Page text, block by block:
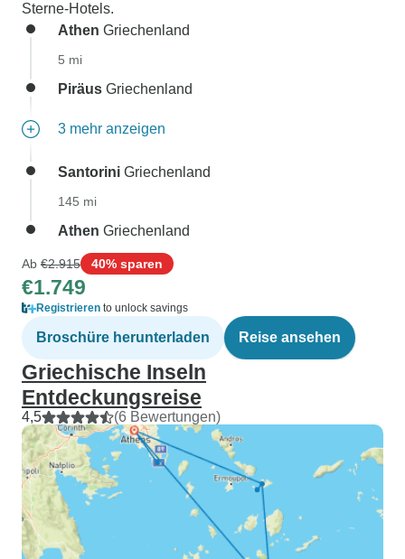
Sterne-Hotels.
Athen Griechenland
5 mi
Piräus Griechenland
3 mehr anzeigen
Santorini Griechenland
145 mi
Athen Griechenland
Ab €2.915 40% sparen
€1.749
Registrieren to unlock savings
Broschüre herunterladen Reise ansehen
Griechische Inseln
Entdeckungsreise
4,5 (6 Bewertungen)